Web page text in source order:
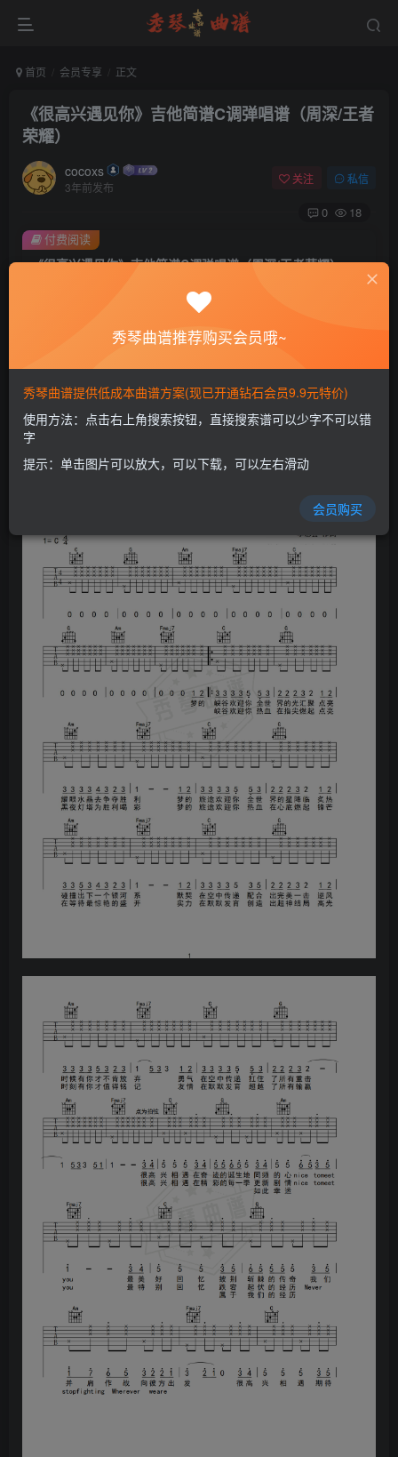
首页 会员专享 正文
《很高兴遇见你》吉他简谱C调弹唱谱（周深/王者
荣耀）
cocoxs
3年前发布
关注 私信
0 18
《很高兴遇见你》吉他简谱C调弹唱谱（周深/王者荣耀）
会员专属资源
免费
您暂无购买权限，请先开通会员
开通会员
付费阅读
秀琴曲谱推荐购买会员哦~
秀琴曲谱提供低成本曲谱方案(现已开通钻石会员9.9元特价)
使用方法：点击右上角搜索按钮，直接搜索谱可以少字不可以错
字
提示：单击图片可以放大，可以下载，可以左右滑动
会员购买